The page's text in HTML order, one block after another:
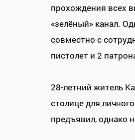
прохождения всех
«зелёный» канал.
совместно с
пистолет и 2
28-летний житель
столице для
предъявил, однако